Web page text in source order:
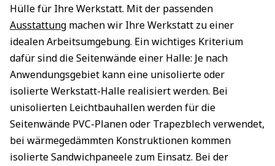
Hülle für Ihre Werkstatt. Mit der passenden
Ausstattung machen wir Ihre Werkstatt zu einer
idealen Arbeitsumgebung. Ein wichtiges Kriterium
dafür sind die Seitenwände einer Halle: Je nach
Anwendungsgebiet kann eine unisolierte oder
isolierte Werkstatt-Halle realisiert werden. Bei
unisolierten Leichtbauhallen werden für die
Seitenwände PVC-Planen oder Trapezblech verwendet,
bei wärmegedämmten Konstruktionen kommen
isolierte Sandwichpaneele zum Einsatz. Bei der